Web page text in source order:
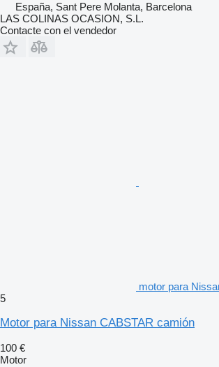
España, Sant Pere Molanta, Barcelona
LAS COLINAS OCASION, S.L.
Contacte con el vendedor
motor para
5
Motor para Nissan CABSTAR camión
100 €
Motor